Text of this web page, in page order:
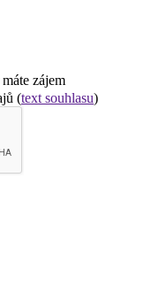
zájem
(text souhlasu)